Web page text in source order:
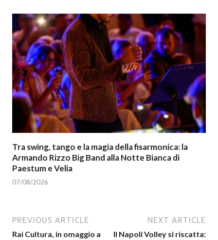
Tra swing, tango e la magia della fisarmonica: la
Armando Rizzo Big Band alla Notte Bianca di
Paestum e Velia
07/08/2026
PREVIOUS ARTICLE
Rai Cultura, in omaggio a
NEXT ARTICLE
Il Napoli Volley si riscatta: